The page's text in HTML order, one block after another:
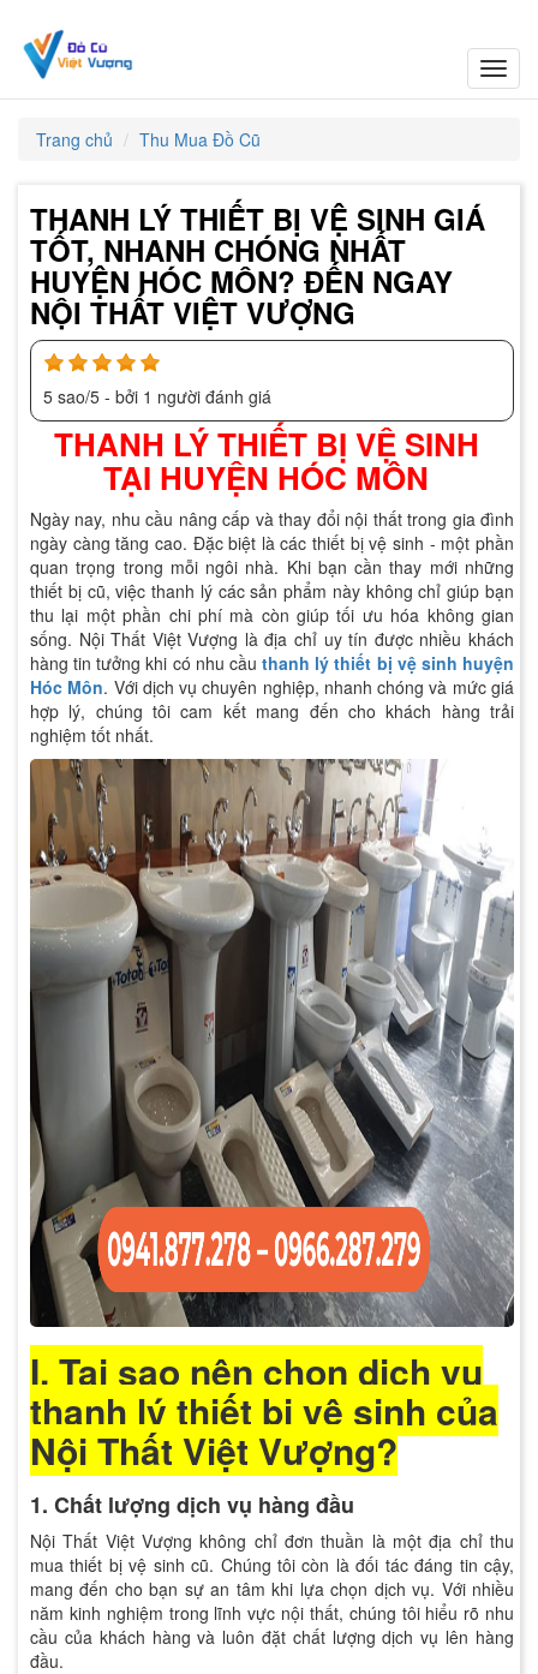
Trang chủ
Thu Mua Đồ Cũ
THANH LÝ THIẾT BỊ VỆ SINH GIÁ
TỐT, NHANH CHÓNG NHẤT
HUYỆN HÓC MÔN? ĐẾN NGAY
NỘI THẤT VIỆT VƯỢNG
5 sao/5 - bởi 1 người đánh giá
THANH LÝ THIẾT BỊ VỆ SINH
TẠI HUYỆN HÓC MÔN
Ngày nay, nhu cầu nâng cấp và thay đổi nội thất trong gia đình
ngày càng tăng cao. Đặc biệt là các thiết bị vệ sinh - một phần
quan trọng trong mỗi ngôi nhà. Khi bạn cần thay mới những
thiết bị cũ, việc thanh lý các sản phẩm này không chỉ giúp bạn
thu lại một phần chi phí mà còn giúp tối ưu hóa không gian
sống. Nội Thất Việt Vượng là địa chỉ uy tín được nhiều khách
hàng tin tưởng khi có nhu cầuthanh lý thiết bị vệ sinh huyện
Hóc Môn. Với dịch vụ chuyên nghiệp, nhanh chóng và mức giá
hợp lý, chúng tôi cam kết mang đến cho khách hàng trải
nghiệm tốt nhất.
I. Tại sao nên chọn dịch vụ
thanh lý thiết bị vệ sinh của
Nội Thất Việt Vượng?
1. Chất lượng dịch vụ hàng đầu
Nội Thất Việt Vượng không chỉ đơn thuần là một địa chỉ thu
mua thiết bị vệ sinh cũ. Chúng tôi còn là đối tác đáng tin cậy,
mang đến cho bạn sự an tâm khi lựa chọn dịch vụ. Với nhiều
năm kinh nghiệm trong lĩnh vực nội thất, chúng tôi hiểu rõ nhu
cầu của khách hàng và luôn đặt chất lượng dịch vụ lên hàng
đầu.